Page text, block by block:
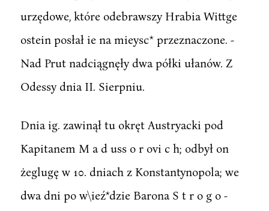
urzędowe, które odebrawszy Hrabia Wittge
ostein posłał ie na mieysc* przeznaczone. -
Nad Prut nadciągnęły dwa półki ułanów. Z
Odessy dnia II. Sierpniu.
Dnia ig. zawinął tu okręt Austryacki pod
Kapitanem M a d uss o r ovi c h; odbył on
żeglugę w 10. dniach z Konstantynopola; we
dwa dni po w\ieź*dzie Barona S t r o g o -